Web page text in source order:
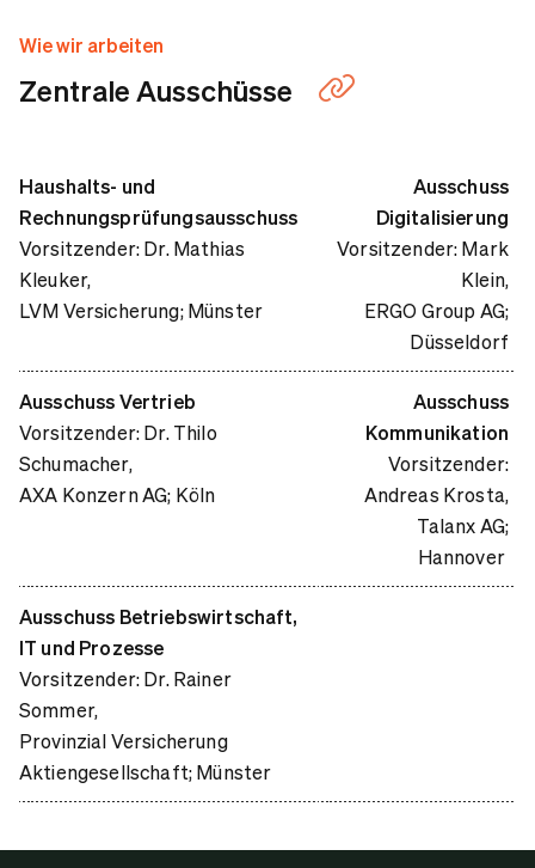
Wie wir arbeiten
Zentrale Ausschüsse
Haushalts- und
Rechnungsprüfungsausschuss
Vorsitzender: Dr. Mathias
Kleuker,
LVM Versicherung; Münster
Ausschuss
Digitalisierung
Vorsitzender: Mark
Klein,
ERGO Group AG;
Düsseldorf
Ausschuss Vertrieb
Vorsitzender: Dr. Thilo
Schumacher,
AXA Konzern AG; Köln
Ausschuss
Kommunikation
Vorsitzender:
Andreas Krosta,
Talanx AG;
Hannover
Ausschuss Betriebswirtschaft,
IT und Prozesse
Vorsitzender: Dr. Rainer
Sommer,
Provinzial Versicherung
Aktiengesellschaft; Münster